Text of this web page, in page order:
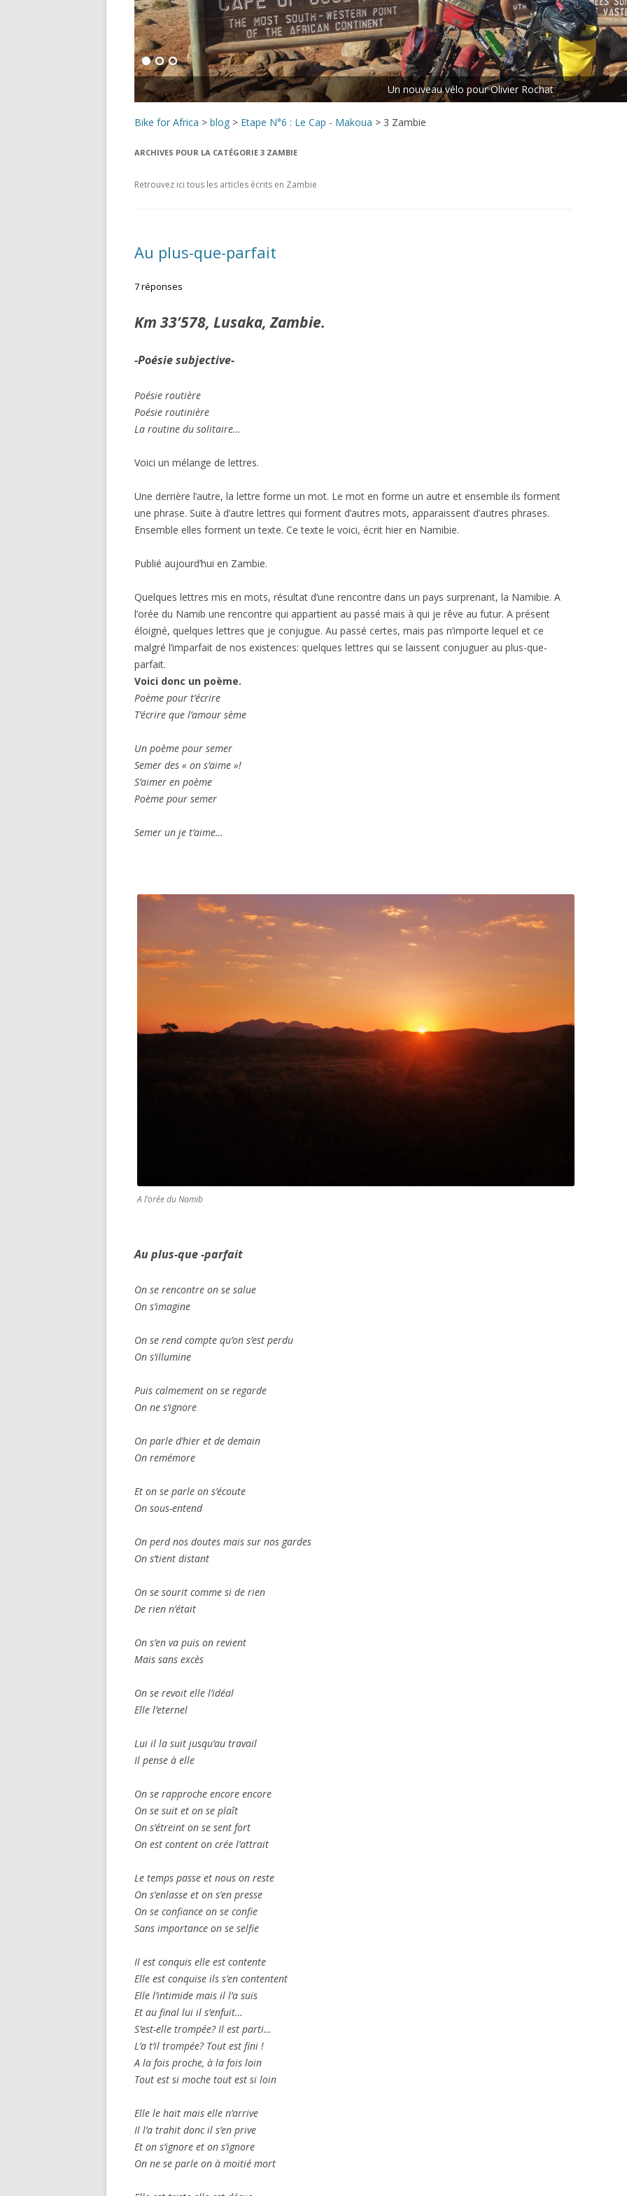
ETAPE N°5 : LES CHUTES
VICTORIA – LE CAP
ETAPE N°6 : LE CAP – MAKOUA
ETAPE N°7 : MAKOUA – ACCRA
ETAPE N°8 : ACCRA – DANANÉ
Rejoins le peloton.
Bike for Africa > blog > Etape N°6 : Le Cap - Makoua > 3 Zambie
ARCHIVES POUR LA CATÉGORIE 3 ZAMBIE
Retrouvez ici tous les articles écrits en Zambie
Au plus-que-parfait
7 réponses
Km 33’578, Lusaka, Zambie.
-Poésie subjective-
Poésie routière
Poésie routinière
La routine du solitaire…
Voici un mélange de lettres.
Une derrière l’autre, la lettre forme un mot. Le mot en forme un autre et ensemble ils forment
une phrase. Suite à d’autre lettres qui forment d’autres mots, apparaissent d’autres phrases.
Ensemble elles forment un texte. Ce texte le voici, écrit hier en Namibie.
Publié aujourd’hui en Zambie.
Quelques lettres mis en mots, résultat d’une rencontre dans un pays surprenant, la Namibie. A
l’orée du Namib une rencontre qui appartient au passé mais à qui je rêve au futur. A présent
éloigné, quelques lettres que je conjugue. Au passé certes, mais pas n’importe lequel et ce
malgré l’imparfait de nos existences: quelques lettres qui se laissent conjuguer au plus-que-
parfait.
Voici donc un poème.
Poème pour t’écrire
T’écrire que l’amour sème
Un poème pour semer
Semer des « on s’aime »!
S’aimer en poème
Poème pour semer
Semer un je t’aime…
A l’orée du Namib
Au plus-que -parfait
On se rencontre on se salue
On s’imagine
On se rend compte qu’on s’est perdu
On s’illumine
Puis calmement on se regarde
On ne s’ignore
On parle d’hier et de demain
On remémore
Et on se parle on s’écoute
On sous-entend
On perd nos doutes mais sur nos gardes
On s’tient distant
On se sourit comme si de rien
De rien n’était
On s’en va puis on revient
Mais sans excès
On se revoit elle l’idéal
Elle l’eternel
Lui il la suit jusqu’au travail
Il pense à elle
On se rapproche encore encore
On se suit et on se plaît
On s’étreint on se sent fort
On est content on crée l’attrait
Le temps passe et nous on reste
On s’enlasse et on s’en presse
On se confiance on se confie
Sans importance on se selfie
Il est conquis elle est contente
Elle est conquise ils s’en contentent
Elle l’intimide mais il l’a suis
Et au final lui il s’enfuit…
S’est-elle trompée? Il est parti…
L’a t’il trompée? Tout est fini !
A la fois proche, à la fois loin
Tout est si moche tout est si loin
Elle le haït mais elle n’arrive
Il l’a trahit donc il s’en prive
Et on s’ignore et on s’ignore
On ne se parle on à moitié mort